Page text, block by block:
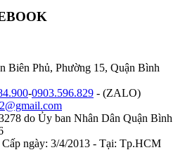
Biên Phủ, Phường 15, Quận Bình
-0903.596.829 - (ZALO)
do Ủy ban Nhân Dân Quận Bình
ngày: 3/4/2013 - Tại: Tp.HCM